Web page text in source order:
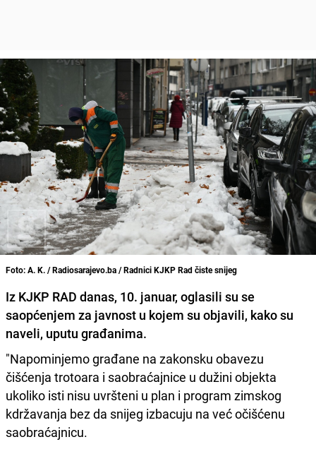
Foto: A. K. / Radiosarajevo.ba / Radnici KJKP Rad čiste snijeg
Iz KJKP RAD danas, 10. januar, oglasili su se
saopćenjem za javnost u kojem su objavili, kako su
naveli, uputu građanima.
"Napominjemo građane na zakonsku obavezu
čišćenja trotoara i saobraćajnice u dužini objekta
ukoliko isti nisu uvršteni u plan i program zimskog
kdržavanja bez da snijeg izbacuju na već očišćenu
saobraćajnicu.